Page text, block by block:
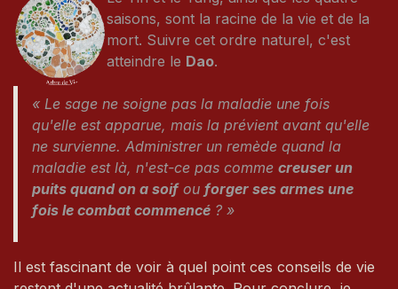
saisons, sont la racine de la vie et de la
mort. Suivre cet ordre naturel, c'est
atteindre le Dao.
« Le sage ne soigne pas la maladie une fois
qu'elle est apparue, mais la prévient avant qu'elle
ne survienne. Administrer un remède quand la
maladie est là, n'est-ce pas comme creuser un
puits quand on a soifou forger ses armes une
fois le combat commencé ? »
Il est fascinant de voir à quel point ces conseils de vie